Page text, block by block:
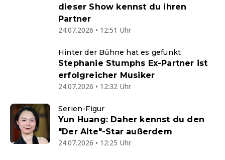
dieser Show kennst du ihren
Partner
24.07.2026 • 12:51 Uhr
Hinter der Bühne hat es gefunkt
Stephanie Stumphs Ex-Partner ist
erfolgreicher Musiker
24.07.2026 • 12:32 Uhr
Serien-Figur
Yun Huang: Daher kennst du den
"Der Alte"-Star außerdem
24.07.2026 • 12:25 Uhr